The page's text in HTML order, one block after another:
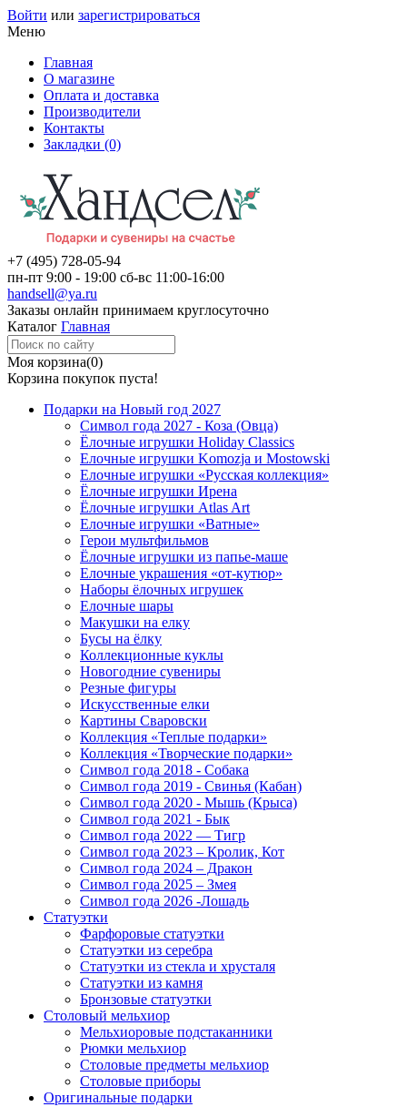
Войти или зарегистрироваться
Меню
Главная
О магазине
Оплата и доставка
Производители
Контакты
Закладки (0)
+7 (495) 728-05-94
пн-пт 9:00 - 19:00 сб-вс 11:00-16:00
handsell@ya.ru
Заказы онлайн принимаем круглосуточно
Каталог Главная
Моя корзина(0)
Корзина покупок пуста!
Подарки на Новый год 2027
Символ года 2027 - Коза (Овца)
Ёлочные игрушки Holiday Classics
Елочные игрушки Komozja и Mostowski
Елочные игрушки «Русская коллекция»
Ёлочные игрушки Ирена
Ёлочные игрушки Atlas Art
Елочные игрушки «Ватные»
Герои мультфильмов
Ёлочные игрушки из папье-маше
Елочные украшения «от-кутюр»
Наборы ёлочных игрушек
Елочные шары
Макушки на елку
Бусы на ёлку
Коллекционные куклы
Новогодние сувениры
Резные фигуры
Искусственные елки
Картины Сваровски
Коллекция «Теплые подарки»
Коллекция «Творческие подарки»
Символ года 2018 - Собака
Символ года 2019 - Свинья (Кабан)
Символ года 2020 - Мышь (Крыса)
Символ года 2021 - Бык
Символ года 2022 — Тигр
Символ года 2023 – Кролик, Кот
Символ года 2024 – Дракон
Символ года 2025 – Змея
Символ года 2026 -Лошадь
Статуэтки
Фарфоровые статуэтки
Статуэтки из серебра
Статуэтки из стекла и хрусталя
Статуэтки из камня
Бронзовые статуэтки
Столовый мельхиор
Мельхиоровые подстаканники
Рюмки мельхиор
Столовые предметы мельхиор
Столовые приборы
Оригинальные подарки